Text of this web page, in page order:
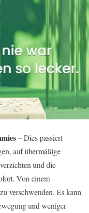
–Dies passiert
auf übermäßige
und die
Von einem
verschwenden. Es kann
und weniger